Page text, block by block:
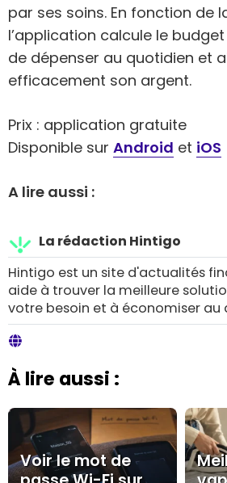
par ses soins. En fonction de
l’application calcule le
de dépenser au quotidien et
efficacement son argent.
Prix : application gratuite
Disponible sur Android et iOS
A lire aussi :
La rédaction Hintigo
Hintigo est un site d'actualités
aide à trouver la meilleure
votre besoin et à économiser au
À lire aussi :
Voir le mot de